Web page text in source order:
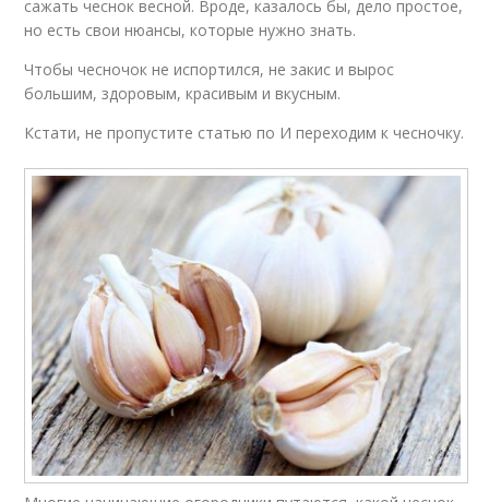
сажать чеснок весной. Вроде, казалось бы, дело простое,
но есть свои нюансы, которые нужно знать.
Чтобы чесночок не испортился, не закис и вырос
большим, здоровым, красивым и вкусным.
Кстати, не пропустите статью по И переходим к чесночку.